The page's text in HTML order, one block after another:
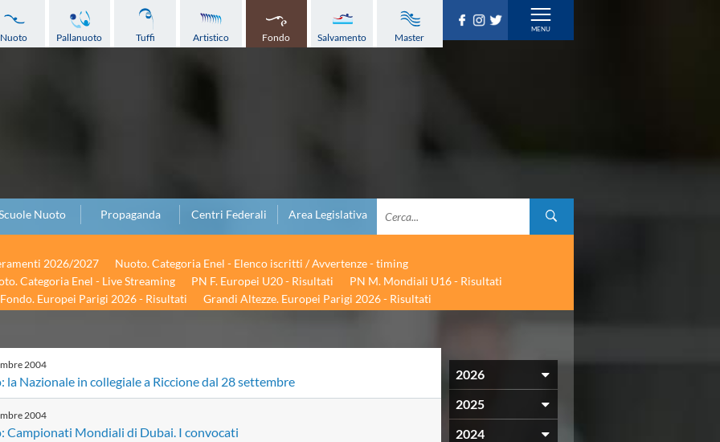
Nuoto Pallanuoto Tuffi Artistico Fondo Salvamento Master
Nuoto Propaganda Centri Federali Area Legislativa
2026/2027
Nuoto. Categoria Enel - Elenco iscritti / Avvertenze - timing
Categoria Enel - Live Streaming PN F. Europei U20 - Risultati
PN M. Mondiali U16 - Risultati
Fondo. Europei Parigi 2026 - Risultati Grandi Altezze. Europei Parigi 2026 - Risultati
2004
la Nazionale in collegiale a Riccione dal 28 settembre
2004
Campionati Mondiali di Dubai. I convocati
2026
2025
2024